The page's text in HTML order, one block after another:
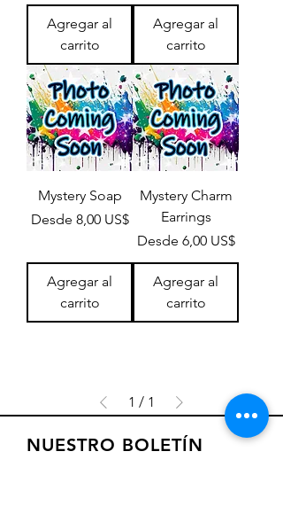
Agregar al
carrito
Agregar al
carrito
Mystery Soap
Desde 8,00 US$
Precio de oferta
Agregar al
carrito
Mystery Charm
Earrings
Desde 6,00 US$
Precio de oferta
Agregar al
carrito
1 / 1
NUESTRO BOLETÍN